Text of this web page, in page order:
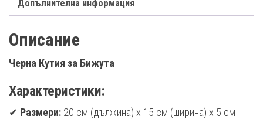
Допълнителна информация
Описание
Черна Кутия за Бижута
Характеристики:
✔ Размери: 20 см (дължина) x 15 см (ширина) x 5 см